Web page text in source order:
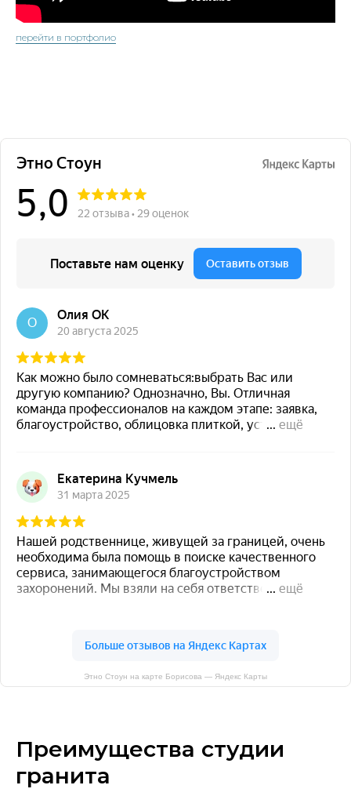
перейти в портфолио
Этно Стоун на карте Борисова — Яндекс Карты
Преимущества студии
гранита